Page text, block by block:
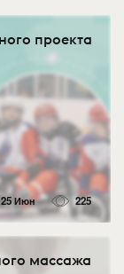
проекта
25 Июн 225
массажа